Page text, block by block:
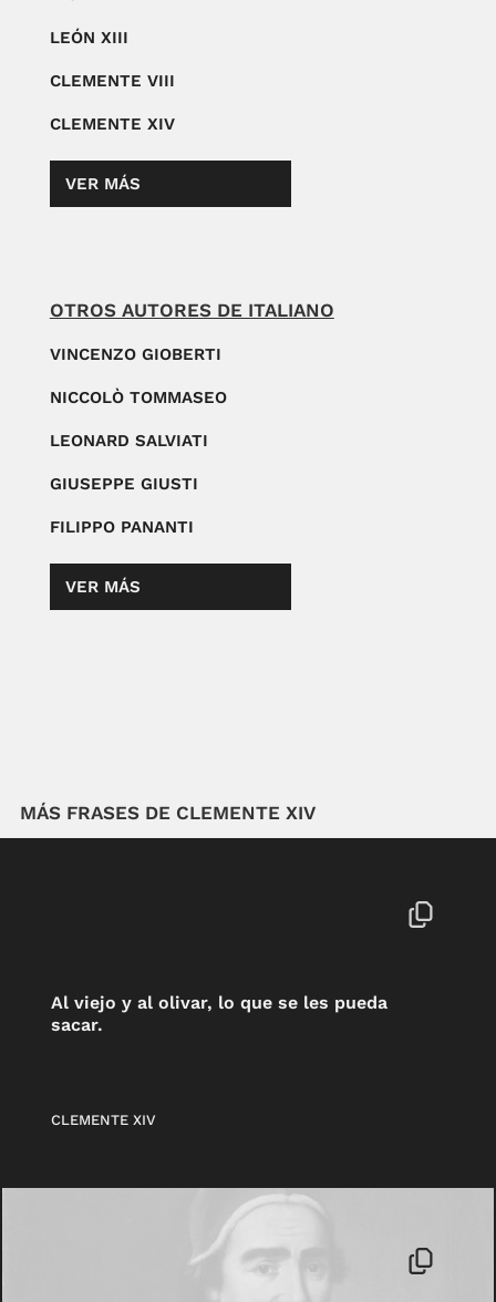
LEÓN XIII
CLEMENTE VIII
CLEMENTE XIV
VER MÁS
OTROS AUTORES DE ITALIANO
VINCENZO GIOBERTI
NICCOLÒ TOMMASEO
LEONARD SALVIATI
GIUSEPPE GIUSTI
FILIPPO PANANTI
VER MÁS
MÁS FRASES DE CLEMENTE XIV
Al viejo y al olivar, lo que se les pueda
sacar.
CLEMENTE XIV